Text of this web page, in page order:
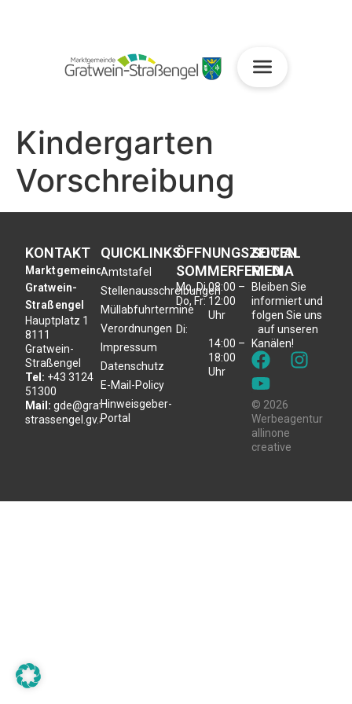
Kindergarten
Vorschreibung
KONTAKT
Marktgemeinde
Gratwein-
Straßengel
Hauptplatz 1
8111
Gratwein-
Straßengel
Tel: +43 3124
51300
Mail: gde@gratwein-
strassengel.gv.at
QUICKLINKS
Amtstafel
Stellenausschreibungen
Müllabfuhrtermine
Verordnungen
Impressum
Datenschutz
E-Mail-Policy
Hinweisgeber-
Portal
ÖFFNUNGSZEITEN
SOMMERFERIEN
Mo, Di,
Do, Fr:
Di:
08:00 –
12:00
Uhr
14:00 –
18:00
Uhr
SOCIAL
MEDIA
Bleiben Sie
informiert und
folgen Sie uns
auf unseren
Kanälen!
© 2026
Werbeagentur
allinone
creative